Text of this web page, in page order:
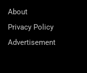
About
Privacy Policy
Advertisement